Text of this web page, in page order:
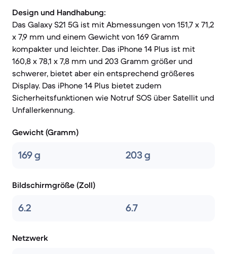
Design und Handhabung:
Das Galaxy S21 5G ist mit Abmessungen von 151,7 x 71,2
x 7,9 mm und einem Gewicht von 169 Gramm
kompakter und leichter. Das iPhone 14 Plus ist mit
160,8 x 78,1 x 7,8 mm und 203 Gramm größer und
schwerer, bietet aber ein entsprechend größeres
Display. Das iPhone 14 Plus bietet zudem
Sicherheitsfunktionen wie Notruf SOS über Satellit und
Unfallerkennung.
Gewicht (Gramm)
169 g 203 g
Bildschirmgröße (Zoll)
6.2 6.7
Netzwerk